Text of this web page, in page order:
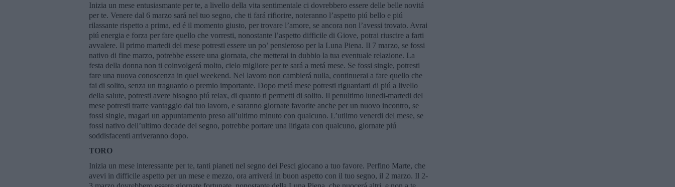
Inizia un mese entusiasmante per te, a livello della vita sentimentale ci dovrebbero essere delle belle novitá
per te. Venere dal 6 marzo sará nel tuo segno, che ti fará rifiorire, noteranno l’aspetto piú bello e piú
rilassante rispetto a prima, ed é il momento giusto, per trovare l’amore, se ancora non l’avessi trovato. Avrai
piú energia e forza per fare quello che vorresti, nonostante l’aspetto difficile di Giove, potrai riuscire a farti
avvalere. Il primo martedi del mese potresti essere un po’ pensieroso per la Luna Piena. Il 7 marzo, se fossi
nativo di fine marzo, potrebbe essere una giornata, che metterai in dubbio la tua eventuale relazione. La
festa della donna non ti coinvolgerá molto, cielo migliore per te sará a metá mese. Se fossi single, potresti
fare una nuova conoscenza in quel weekend. Nel lavoro non cambierá nulla, continuerai a fare quello che
fai di solito, senza un traguardo o premio importante. Dopo metá mese potresti riguardarti di piú a livello
della salute, potresti avere bisogno piú relax, di quanto ti permetti di solito. Il penultimo lunedi-martedi del
mese potresti trarre vantaggio dal tuo lavoro, e saranno giornate favorite anche per un nuovo incontro, se
fossi single, magari un appuntamento preso all’ultimo minuto con qualcuno. L’utlimo venerdi del mese, se
fossi nativo dell’ultimo decade del segno, potrebbe portare una litigata con qualcuno, giornate piú
soddisfacenti arriveranno dopo.
TORO
Inizia un mese interessante per te, tanti pianeti nel segno dei Pesci giocano a tuo favore. Perfino Marte, che
avevi in difficile aspetto per un mese e mezzo, ora arriverá in buon aspetto con il tuo segno, il 2 marzo. Il 2-